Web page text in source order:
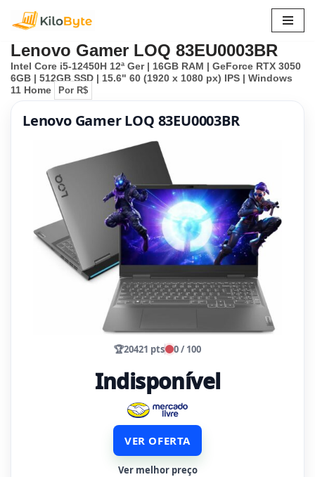
para
o
conteúdo
Lenovo Gamer LOQ 83EU0003BR
Intel Core i5-12450H 12ª Ger | 16GB RAM | GeForce RTX 3050
6GB | 512GB SSD | 15.6" 60 (1920 x 1080 px) IPS | Windows
11 Home
Por R$
Lenovo Gamer LOQ 83EU0003BR
🏆20421 pts 0 / 100
Indisponível
VER OFERTA
Ver melhor preço